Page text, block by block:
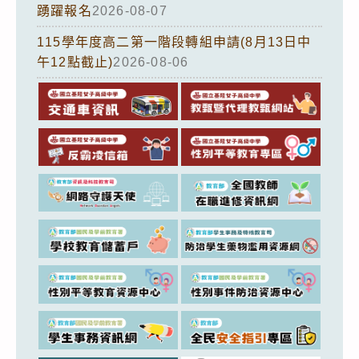
踴躍報名2026-08-07
115學年度高二第一階段轉組申請(8月13日中
午12點截止)2026-08-06